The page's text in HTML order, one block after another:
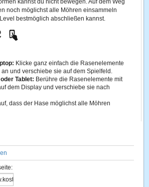
kannst du nicht bewegen. Auf dem Weg
noch möglichst alle Möhren einsammeln
bestmöglich abschließen kannst.
Klicke ganz einfach die Rasenelemente
und verschiebe sie auf dem Spielfeld.
Tablet: Berühre die Rasenelemente mit
dem Display und verschiebe sie nach
dass der Hase möglichst alle Möhren